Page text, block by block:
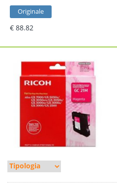
Originale
€ 88.82